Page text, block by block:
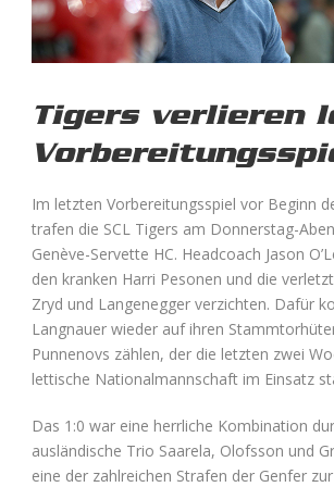
Tigers verlieren
Im letzten Vorbereitungsspiel vor Beginn
trafen die SCL Tigers am Donnerstag-
Genève-Servette HC. Headcoach Jason
den kranken Harri Pesonen und die
Zryd und Langenegger verzichten. Dafür
Langnauer wieder auf ihren
Punnenovs zählen, der die letzten zwei
lettische Nationalmannschaft im Einsatz
Das 1:0 war eine herrliche Kombination
ausländische Trio Saarela, Olofsson und
eine der zahlreichen Strafen der Genfer